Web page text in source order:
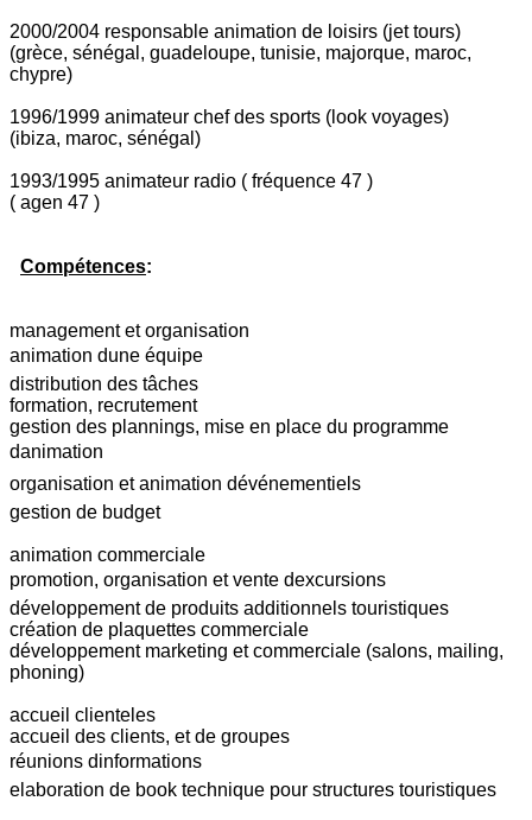
2000/2004 responsable animation de loisirs (jet tours)
(grèce, sénégal, guadeloupe, tunisie, majorque, maroc,
chypre)
1996/1999 animateur chef des sports (look voyages)
(ibiza, maroc, sénégal)
1993/1995 animateur radio ( fréquence 47 )
( agen 47 )
Compétences:
management et organisation
animation dune équipe
distribution des tâches
formation, recrutement
gestion des plannings, mise en place du programme
danimation
organisation et animation dévénementiels
gestion de budget
animation commerciale
promotion, organisation et vente dexcursions
développement de produits additionnels touristiques
création de plaquettes commerciale
développement marketing et commerciale (salons, mailing,
phoning)
accueil clienteles
accueil des clients, et de groupes
réunions dinformations
elaboration de book technique pour structures touristiques